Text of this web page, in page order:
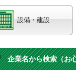
設備・建設
企業名から検索（お